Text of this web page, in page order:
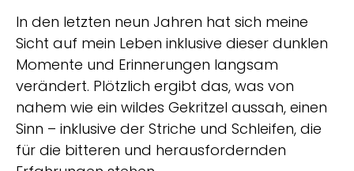
In den letzten neun Jahren hat sich meine
Sicht auf mein Leben inklusive dieser dunklen
Momente und Erinnerungen langsam
verändert. Plötzlich ergibt das, was von
nahem wie ein wildes Gekritzel aussah, einen
Sinn – inklusive der Striche und Schleifen, die
für die bitteren und herausfordernden